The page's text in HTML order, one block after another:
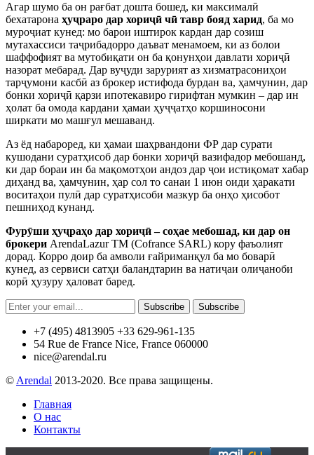
Агар шумо ба он рағбат дошта бошед, ки максималӣ
бехатарона ҳуҷраро дар хориҷӣ чӣ тавр бояд харид, ба мо
муроҷиат кунед: мо барои иштирок кардан дар созиш
мутахассиси таҷрибадорро даъват менамоем, ки аз болои
шаффофият ва мутобиқати он ба қонунҳои давлати хориҷӣ
назорат мебарад. Дар вуҷуди зарурият аз хизматрасониҳои
тарҷумони касбӣ аз брокер истифода бурдан ва, ҳамчунин, дар
бонки хориҷӣ қарзи ипотекавиро гирифтан мумкин – дар ин
ҳолат ба омода кардани ҳамаи ҳуҷҷатҳо коршиносони
ширкати мо машғул мешаванд.
Аз ёд набароред, ки ҳамаи шаҳрвандони ФР дар сурати
кушодани суратҳисоб дар бонки хориҷӣ вазифадор мебошанд,
ки дар бораи ин ба мақомотҳои андоз дар ҷои истиқомат хабар
диҳанд ва, ҳамчунин, ҳар сол то санаи 1 июн оиди ҳаракати
воситаҳои пулӣ дар суратҳисоби мазкур ба онҳо ҳисобот
пешниҳод кунанд.
Фурӯши ҳуҷраҳо дар хориҷӣ– соҳае мебошад, ки дар он
брокери ArendaLazur TM (Cofrance SARL) кору фаъолият
дорад. Корро доир ба амволи ғайриманқул ба мо боварӣ
кунед, аз сервиси сатҳи баландтарин ва натиҷаи олиҷаноби
корӣ ҳузуру ҳаловат баред.
Subscribe Subscribe
+7 (495) 4813905 +33 629-961-135
54 Rue de France Nice, France 060000
nice@arendal.ru
© Arendal 2013-2020. Все права защищены.
Главная
О нас
Контакты